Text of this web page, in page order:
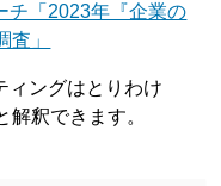
チ「2023年『企業の
」
ィングはとりわけ
釈できます。